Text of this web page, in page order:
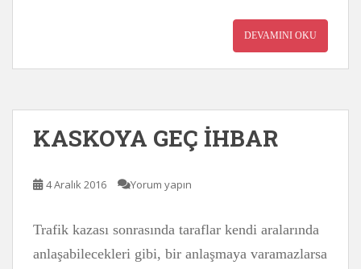
DEVAMINI OKU
KASKOYA GEÇ İHBAR
4 Aralık 2016 Yorum yapın
Trafik kazası sonrasında taraflar kendi aralarında
anlaşabilecekleri gibi, bir anlaşmaya varamazlarsa